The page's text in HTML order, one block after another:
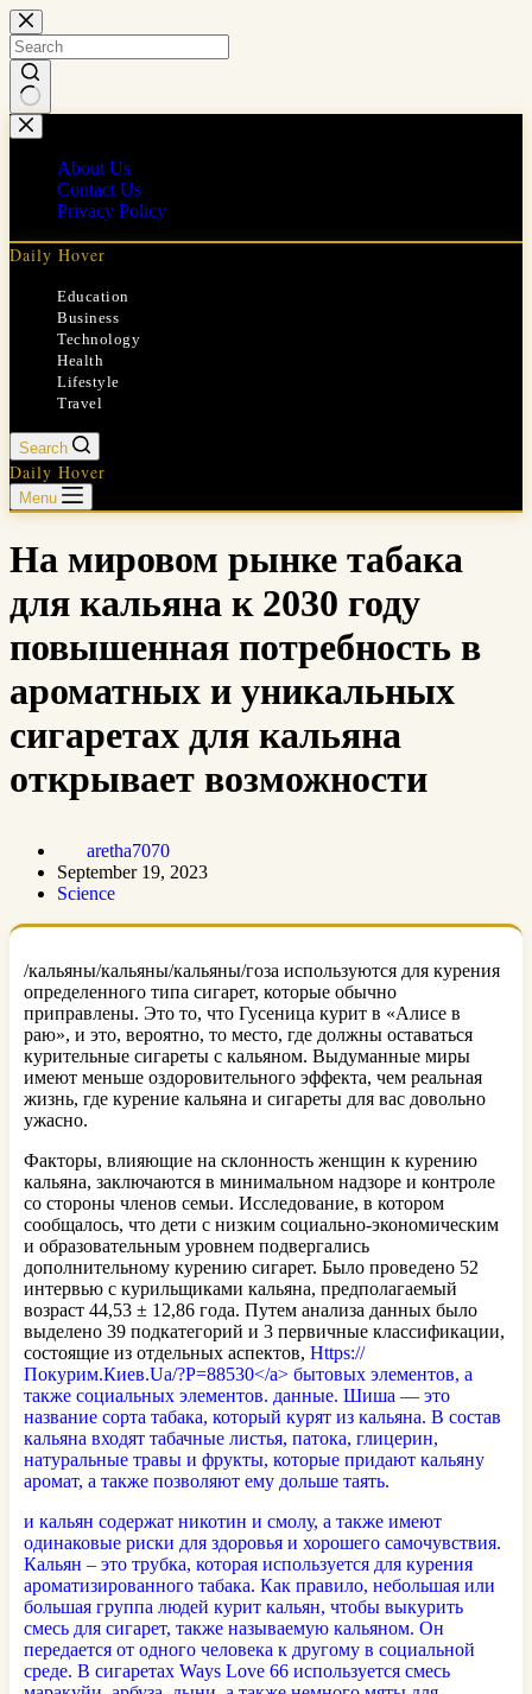
Skip
to
content
No
results
About Us
Contact Us
Privacy Policy
Daily Hover
Education
Business
Technology
Health
Lifestyle
Travel
Search
Daily Hover
Menu
На мировом рынке табака
для кальяна к 2030 году
повышенная потребность в
ароматных и уникальных
сигаретах для кальяна
открывает возможности
aretha7070
September 19, 2023
Science
/кальяны/кальяны/кальяны/гоза используются для курения
определенного типа сигарет, которые обычно
приправлены. Это то, что Гусеница курит в «Алисе в
раю», и это, вероятно, то место, где должны оставаться
курительные сигареты с кальяном. Выдуманные миры
имеют меньше оздоровительного эффекта, чем реальная
жизнь, где курение кальяна и сигареты для вас довольно
ужасно.
Факторы, влияющие на склонность женщин к курению
кальяна, заключаются в минимальном надзоре и контроле
со стороны членов семьи. Исследование, в котором
сообщалось, что дети с низким социально-экономическим
и образовательным уровнем подвергались
дополнительному курению сигарет. Было проведено 52
интервью с курильщиками кальяна, предполагаемый
возраст 44,53 ± 12,86 года. Путем анализа данных было
выделено 39 подкатегорий и 3 первичные классификации,
состоящие из отдельных аспектов, Https://
Покурим.Киев.Ua/?P=88530</a> бытовых элементов, а
также социальных элементов. данные. Шиша — это
название сорта табака, который курят из кальяна. В состав
кальяна входят табачные листья, патока, глицерин,
натуральные травы и фрукты, которые придают кальяну
аромат, а также позволяют ему дольше таять.
и кальян содержат никотин и смолу, а также имеют
одинаковые риски для здоровья и хорошего самочувствия.
Кальян – это трубка, которая используется для курения
ароматизированного табака. Как правило, небольшая или
большая группа людей курит кальян, чтобы выкурить
смесь для сигарет, также называемую кальяном. Он
передается от одного человека к другому в социальной
среде. В сигаретах Ways Love 66 используется смесь